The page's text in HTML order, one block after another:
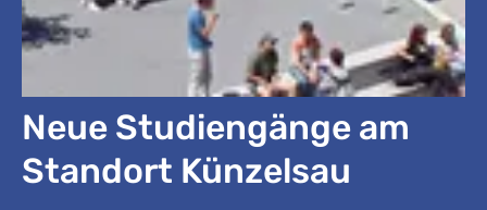
Neue Studiengänge am
Standort Künzelsau